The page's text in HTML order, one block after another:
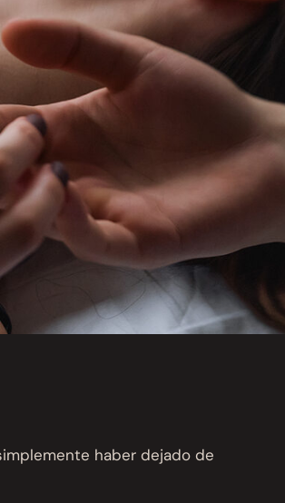
haber dejado de